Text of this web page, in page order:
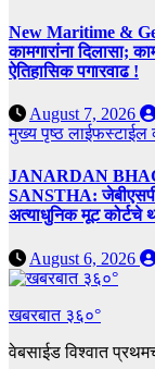
New Maritime &
कामगारांना दिलासा;
ऐतिहासिक पगारवाढ !
August 7, 2026
मुख्य पृष्ठलाईफस्टाईल
JANARDAN
SANSTHA:
अत्याधुनिक मूट कोर्टचे
August 6, 2026
खबरबात ३६०°
वेबसाईड विश्वात